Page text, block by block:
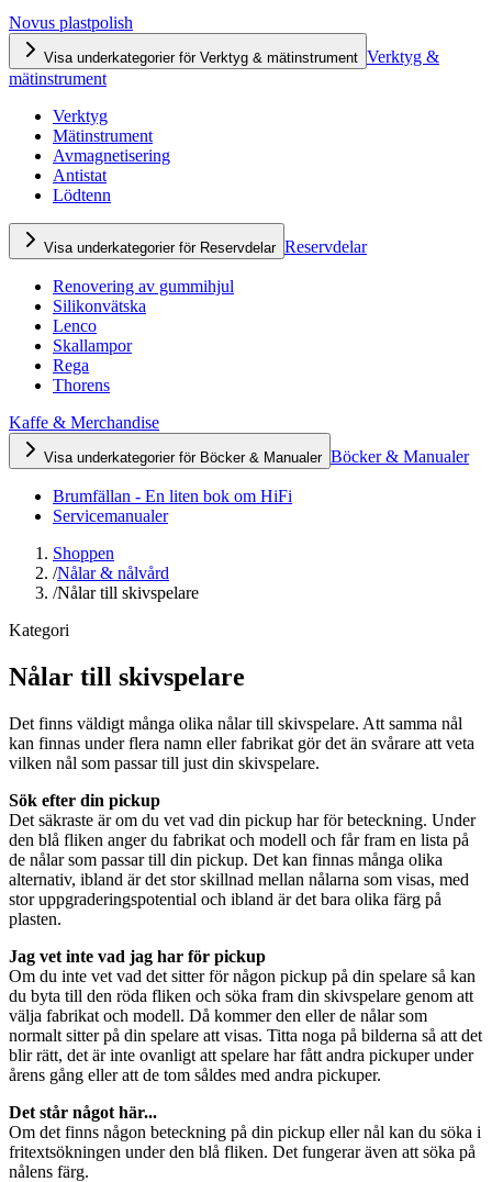
Novus plastpolish
Visa underkategorier för Verktyg & mätinstrument Verktyg &
mätinstrument
Verktyg
Mätinstrument
Avmagnetisering
Antistat
Lödtenn
Visa underkategorier för Reservdelar Reservdelar
Renovering av gummihjul
Silikonvätska
Lenco
Skallampor
Rega
Thorens
Kaffe & Merchandise
Visa underkategorier för Böcker & Manualer Böcker & Manualer
Brumfällan - En liten bok om HiFi
Servicemanualer
Shoppen
/Nålar & nålvård
/Nålar till skivspelare
Kategori
Nålar till skivspelare
Det finns väldigt många olika nålar till skivspelare. Att samma nål
kan finnas under flera namn eller fabrikat gör det än svårare att veta
vilken nål som passar till just din skivspelare.
Sök efter din pickup
Det säkraste är om du vet vad din pickup har för beteckning. Under
den blå fliken anger du fabrikat och modell och får fram en lista på
de nålar som passar till din pickup. Det kan finnas många olika
alternativ, ibland är det stor skillnad mellan nålarna som visas, med
stor uppgraderingspotential och ibland är det bara olika färg på
plasten.
Jag vet inte vad jag har för pickup
Om du inte vet vad det sitter för någon pickup på din spelare så kan
du byta till den röda fliken och söka fram din skivspelare genom att
välja fabrikat och modell. Då kommer den eller de nålar som
normalt sitter på din spelare att visas. Titta noga på bilderna så att det
blir rätt, det är inte ovanligt att spelare har fått andra pickuper under
årens gång eller att de tom såldes med andra pickuper.
Det står något här...
Om det finns någon beteckning på din pickup eller nål kan du söka i
fritextsökningen under den blå fliken. Det fungerar även att söka på
nålens färg.